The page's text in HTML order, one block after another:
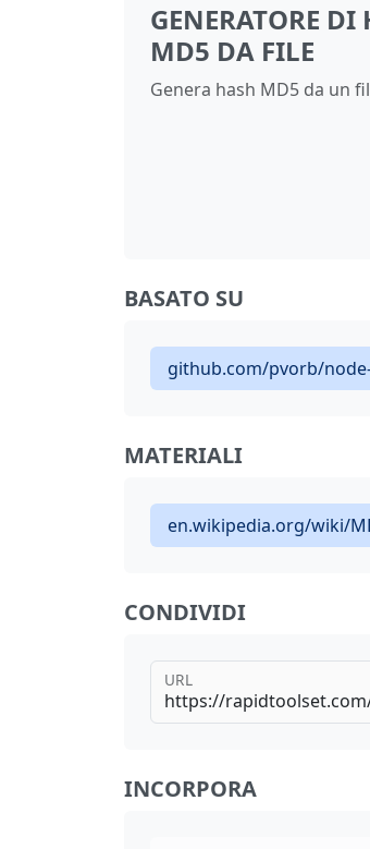
GENERATORE DI
MD5 DA FILE
Genera hash MD5 da un
BASATO SU
github.com/pvorb/
MATERIALI
en.wikipedia.org/wiki/
CONDIVIDI
URL
INCORPORA